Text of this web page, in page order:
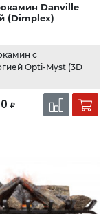
Danville
(Dimplex)
с
Opti-Myst (3D
₽